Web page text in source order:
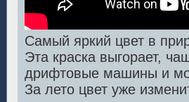
Самый яркий цвет в
Эта краска выгорает,
дрифтовые машины и
За лето цвет уже